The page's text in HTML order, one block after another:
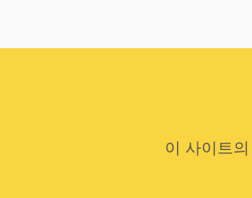
이 사이트